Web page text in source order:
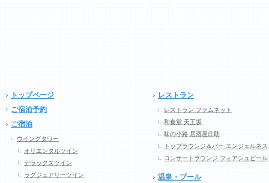
トップページ
ご宿泊予約
ご宿泊
ウイングタワー
オリエンタルツイン
デラックスツイン
ラグジュアリーツイン
レストラン
レストラン ファムネット
和食堂 天王坂
味の小路 居酒屋庄助
トップラウンジ＆バー エンジェルネス
コンサートラウンジ フォアシュピール
温泉・プール